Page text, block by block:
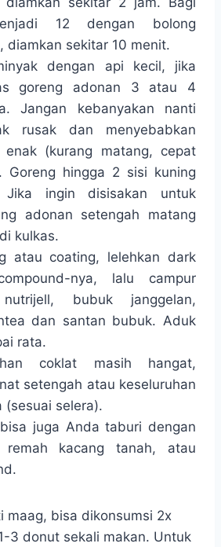
12 dengan bolong
diamkan sekitar 10 menit.
dengan api kecil, jika
goreng adonan 3 atau 4
Jangan kebanyakan nanti
rusak dan menyebabkan
(kurang matang, cepat
Goreng hingga 2 sisi kuning
Jika ingin disisakan untuk
adonan setengah matang
kulkas.
atau coating, lelehkan dark
nya, lalu campur
nutrijell, bubuk janggelan,
dan santan bubuk. Aduk
rata.
coklat masih hangat,
setengah atau keseluruhan
(sesuai selera).
juga Anda taburi dengan
kacang tanah, atau
maag, bisa dikonsumsi 2x
3 donut sekali makan. Untuk